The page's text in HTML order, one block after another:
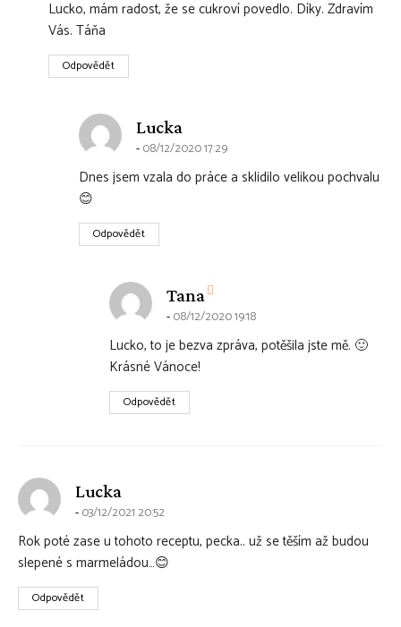
Lucko, mám radost, že se cukroví povedlo. Díky. Zdravím
Vás. Táňa
Odpovědět
Lucka
08/12/2020 17:29
Dnes jsem vzala do práce a sklidilo velikou pochvalu
😊
Odpovědět
Tana
08/12/2020 19:18
Lucko, to je bezva zpráva, potěšila jste mě. 🙂
Krásné Vánoce!
Odpovědět
Lucka
03/12/2021 20:52
Rok poté zase u tohoto receptu, pecka.. už se těším až budou
slepené s marmeládou…😊
Odpovědět